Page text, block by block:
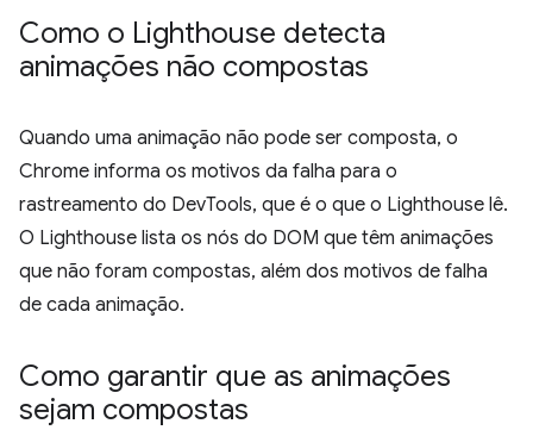
Como o Lighthouse detecta
animações não compostas
Quando uma animação não pode ser composta, o
Chrome informa os motivos da falha para o
rastreamento do DevTools, que é o que o Lighthouse lê.
O Lighthouse lista os nós do DOM que têm animações
que não foram compostas, além dos motivos de falha
de cada animação.
Como garantir que as animações
sejam compostas